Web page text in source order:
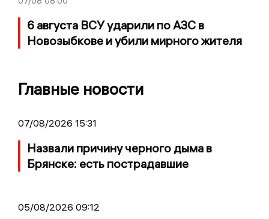
6 августа ВСУ ударили по АЗС в
Новозыбкове и убили мирного жителя
Главные новости
07/08/2026 15:31
Назвали причину черного дыма в
Брянске: есть пострадавшие
05/08/2026 09:12